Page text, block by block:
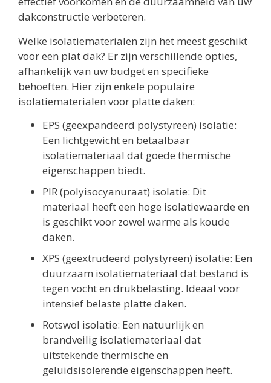
dakconstructie verbeteren.
Welke isolatiematerialen zijn het meest geschikt
voor een plat dak? Er zijn verschillende opties,
afhankelijk van uw budget en specifieke
behoeften. Hier zijn enkele populaire
isolatiematerialen voor platte daken:
EPS (geëxpandeerd polystyreen) isolatie:
Een lichtgewicht en betaalbaar
isolatiemateriaal dat goede thermische
eigenschappen biedt.
PIR (polyisocyanuraat) isolatie: Dit
materiaal heeft een hoge isolatiewaarde en
is geschikt voor zowel warme als koude
daken.
XPS (geëxtrudeerd polystyreen) isolatie: Een
duurzaam isolatiemateriaal dat bestand is
tegen vocht en drukbelasting. Ideaal voor
intensief belaste platte daken.
Rotswol isolatie: Een natuurlijk en
brandveilig isolatiemateriaal dat
uitstekende thermische en
geluidsisolerende eigenschappen heeft.